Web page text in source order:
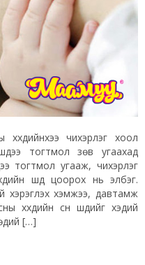
чихэрлэг хоол
тогтмол зөв угаахад
тогтмол угааж, чихэрлэг
шүд цоорох нь элбэг.
хэрэглэх хэмжээ, давтамж
сүүн шүдийг хэдий
[…]